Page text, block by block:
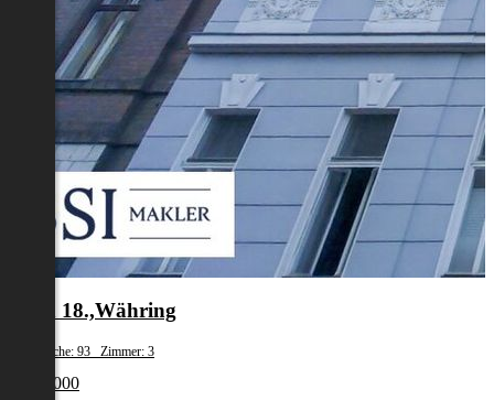
Wien 18.,Währing
Wohnfläche: 93 Zimmer: 3
€ 329 000